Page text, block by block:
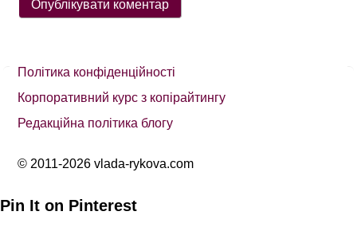
Політика конфіденційності
Корпоративний курс з копірайтингу
Редакційна політика блогу
© 2011-2026 vlada-rykova.com
Pin It on Pinterest